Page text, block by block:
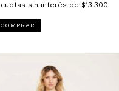
cuotas sin interés de $13.300
COMPRAR